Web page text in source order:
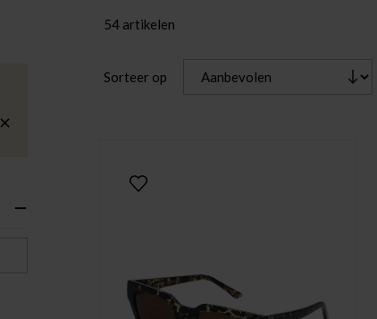
54 artikelen
Sorteer op